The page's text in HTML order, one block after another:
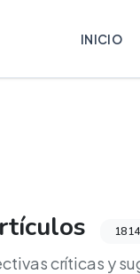
INICIO
críticas y